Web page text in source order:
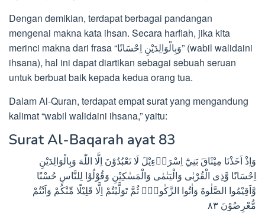
Dengan demikian, terdapat berbagai pandangan
mengenai makna kata ihsan. Secara harfiah, jika kita
merinci makna dari frasa “وَبِالْوَالِدَيْنِ اِحْسَانًا” (wabil walidaini
ihsana), hal ini dapat diartikan sebagai sebuah seruan
untuk berbuat baik kepada kedua orang tua.
Dalam Al-Quran, terdapat empat surat yang mengandung
kalimat “wabil walidaini ihsana,” yaitu:
Surat Al-Baqarah ayat 83
وَاِذْ اَخَذْنَا مِيْثَاقَ بَنِيْٓ اِسْرَاۤءِيْلَ لَا تَعْبُدُوْنَ اِلَّا اللّٰهَ وَبِالْوَالِدَيْنِ
اِحْسَانًا وَّذِى الْقُرْبٰى وَالْيَتٰمٰى وَالْمَسٰكِيْنِ وَقُوْلُوْا لِلنَّاسِ حُسْنًا
وَّاَقِيْمُوا الصَّلٰوةَ وَاٰتُوا الزَّكٰوةَۗ ثُمَّ تَوَلَّيْتُمْ اِلَّا قَلِيْلًا مِّنْكُمْ وَاَنْتُمْ
مُّعْرِضُوْنَ ٨٣